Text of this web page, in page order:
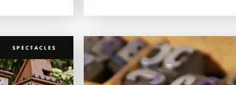
SPECTACLES